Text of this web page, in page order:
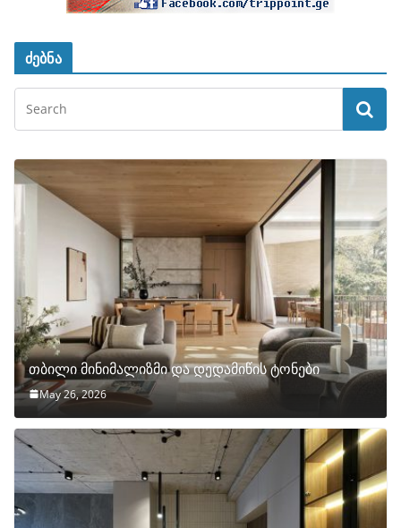
ძებნა
თბილი მინიმალიზმი და დედამიწის ტონები
May 26, 2026